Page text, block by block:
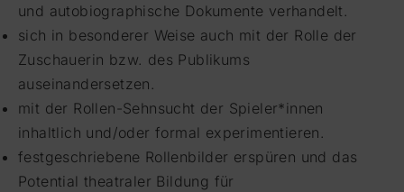
und autobiographische Dokumente verhandelt.
sich in besonderer Weise auch mit der Rolle der
Zuschauerin bzw. des Publikums
auseinandersetzen.
mit der Rollen-Sehnsucht der Spieler*innen
inhaltlich und/oder formal experimentieren.
festgeschriebene Rollenbilder erspüren und das
Potential theatraler Bildung für